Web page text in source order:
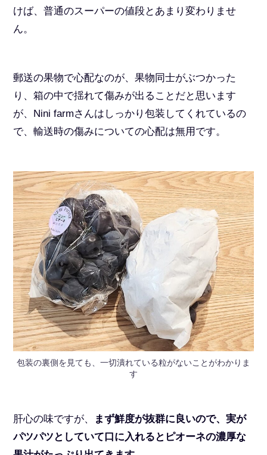
けば、普通のスーパーの値段とあまり変わりませ
ん。
郵送の果物で心配なのが、果物同士がぶつかった
り、箱の中で揺れて傷みが出ることだと思います
が、Nini farmさんはしっかり包装してくれているの
で、輸送時の傷みについての心配は無用です。
包装の裏側を見ても、一切潰れている粒がないことがわかりま
す
肝心の味ですが、
まず鮮度が抜群に良いので、実が
パツパツとしていて口に入れるとピオーネの濃厚な